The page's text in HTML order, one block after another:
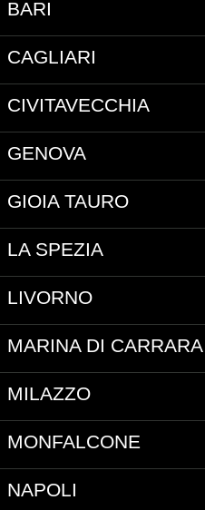
BARI
CAGLIARI
CIVITAVECCHIA
GENOVA
GIOIA TAURO
LA SPEZIA
LIVORNO
MARINA DI CARRARA
MILAZZO
MONFALCONE
NAPOLI